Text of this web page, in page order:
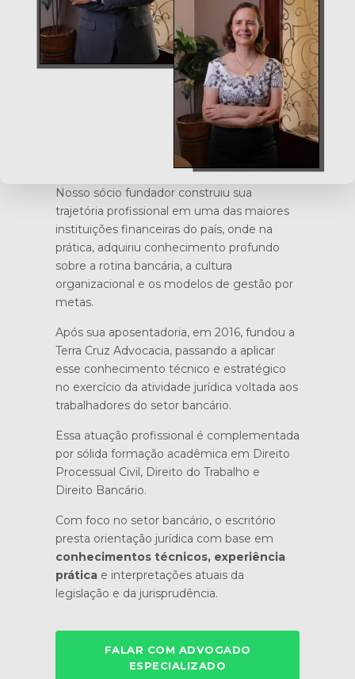
Nosso sócio fundador construiu sua
trajetória profissional em uma das maiores
instituições financeiras do país, onde na
prática, adquiriu conhecimento profundo
sobre a rotina bancária, a cultura
organizacional e os modelos de gestão por
metas.
Após sua aposentadoria, em 2016, fundou a
Terra Cruz Advocacia, passando a aplicar
esse conhecimento técnico e estratégico
no exercício da atividade jurídica voltada aos
trabalhadores do setor bancário.
Essa atuação profissional é complementada
por sólida formação acadêmica em Direito
Processual Civil, Direito do Trabalho e
Direito Bancário.
Com foco no setor bancário, o escritório
presta orientação jurídica com base em
conhecimentos técnicos, experiência
prática e interpretações atuais da
legislação e da jurisprudência.
FALAR COM ADVOGADO
ESPECIALIZADO